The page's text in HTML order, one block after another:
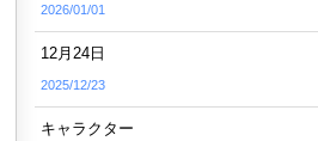
2026/01/01
12月24日
2025/12/23
キャラクター